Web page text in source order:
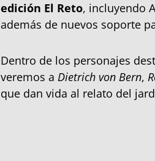
edición El Reto, incluyendo
además de nuevos soporte
Dentro de los personajes
veremos a Dietrich von Bern,
que dan vida al relato del